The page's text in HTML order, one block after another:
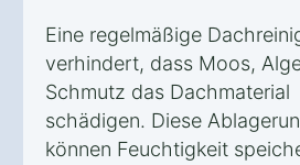
Eine regelmäßige
verhindert, dass Moos,
Schmutz das Dachmaterial
schädigen. Diese
können Feuchtigkeit